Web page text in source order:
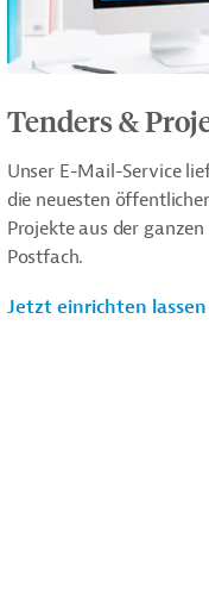
Tenders &
Unser E-Mail-Service
die neuesten
Projekte aus der
Postfach.
Jetzt einrichten lassen